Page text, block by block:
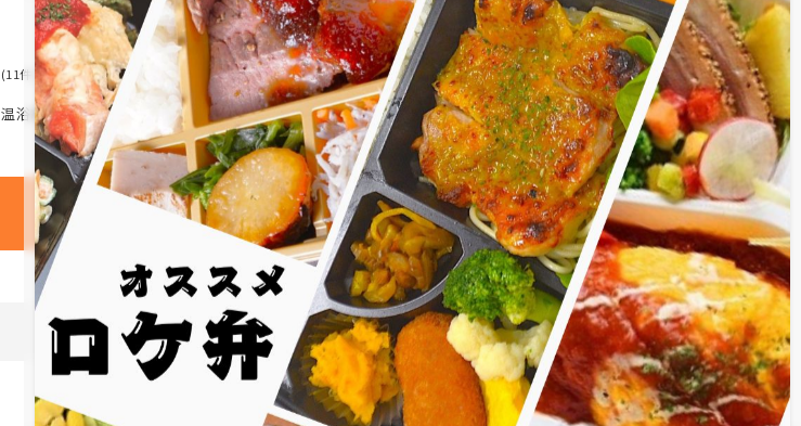
(11件) 商業用施設（ショッピングモール・映画館など） (14件)
温浴施設 (9件)
検索